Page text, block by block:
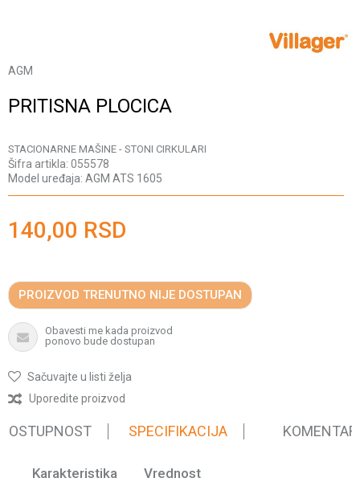
AGM
PRITISNA PLOCICA
STACIONARNE MAŠINE - STONI CIRKULARI
Šifra artikla: 055578
Model uređaja: AGM ATS 1605
140,00 RSD
PROIZVOD TRENUTNO NIJE DOSTUPAN
Obavesti me kada proizvod
ponovo bude dostupan
Sačuvajte u listi želja
Uporedite proizvod
SPECIFIKACIJA
Karakteristika Vrednost